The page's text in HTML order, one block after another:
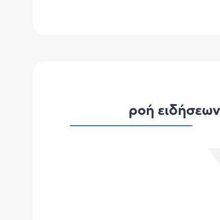
ροή ειδήσεων